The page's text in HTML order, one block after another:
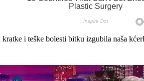
i teške bolesti bitku izgubila naša